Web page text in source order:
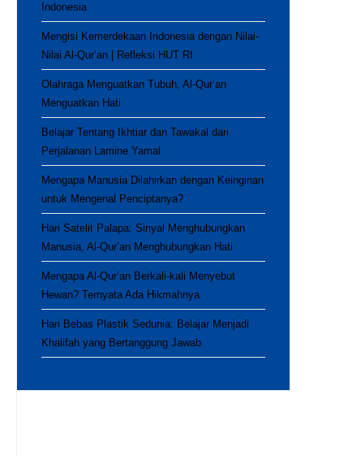
Indonesia
Mengisi Kemerdekaan Indonesia dengan Nilai-
Nilai Al-Qur’an | Refleksi HUT RI
Olahraga Menguatkan Tubuh, Al-Qur’an
Menguatkan Hati
Belajar Tentang Ikhtiar dan Tawakal dari
Perjalanan Lamine Yamal
Mengapa Manusia Dilahirkan dengan Keinginan
untuk Mengenal Penciptanya?
Hari Satelit Palapa: Sinyal Menghubungkan
Manusia, Al-Qur’an Menghubungkan Hati
Mengapa Al-Qur’an Berkali-kali Menyebut
Hewan? Ternyata Ada Hikmahnya
Hari Bebas Plastik Sedunia: Belajar Menjadi
Khalifah yang Bertanggung Jawab